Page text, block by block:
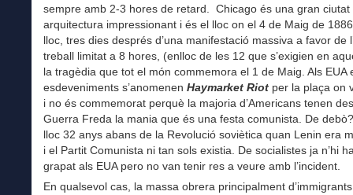
sempre amb 2-3 hores de retard. Chicago és una gran ciutat
arquitectura impressionant i és el lloc on el 4 de Maig de
lloc, tres dies després d’una manifestació massiva a favor de
treball limitat a 8 hores, (enlloc de les 12 que s’exigien en
la tragèdia que tot el món commemora el 1 de Maig. Als EUA
esdeveniments s’anomenen Haymarket Riot per la plaça on
i no és commemorat perquè la majoria d’Americans tenen
Guerra Freda la mania que és una festa comunista. De
lloc 32 anys abans de la Revolució soviètica quan Lenin era
i el Partit Comunista ni tan sols existia. De socialistes ja n’hi
grapat als EUA pero no van tenir res a veure amb l’incident.
En qualsevol cas, la massa obrera principalment